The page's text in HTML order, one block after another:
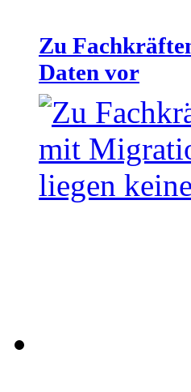
Zu
Daten vor